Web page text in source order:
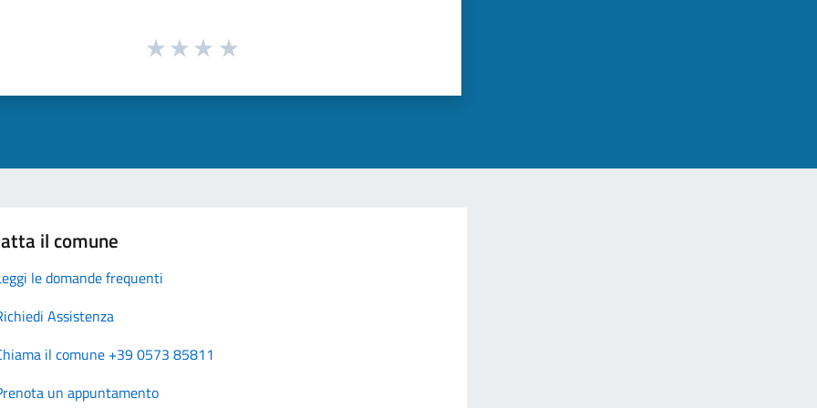
il comune
le domande frequenti
Assistenza
il comune +39 0573 85811
un appuntamento